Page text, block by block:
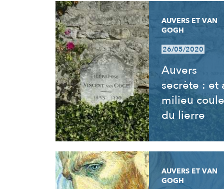
RÉSULTATS
AUVERS ET VAN
GOGH
26/05/2020
Auvers
secrète : et
milieu coule
du lierre
AUVERS ET VAN
GOGH